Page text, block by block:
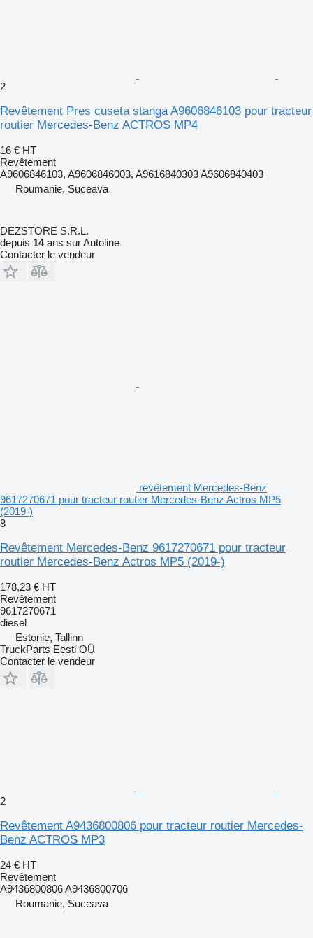
2
Revêtement Pres cuseta stanga A9606846103 pour tracteur
routier Mercedes-Benz ACTROS MP4
16 € HT
Revêtement
A9606846103, A9606846003, A9616840303 A9606840403
Roumanie, Suceava
DEZSTORE S.R.L.
depuis 14ans sur Autoline
Contacter le vendeur
revêtement Mercedes-Benz
9617270671 pour tracteur routier Mercedes-Benz Actros MP5
(2019-)
8
Revêtement Mercedes-Benz 9617270671 pour tracteur
routier Mercedes-Benz Actros MP5 (2019-)
178,23 € HT
Revêtement
9617270671
diesel
Estonie, Tallinn
TruckParts Eesti OÜ
Contacter le vendeur
2
Revêtement A9436800806 pour tracteur routier Mercedes-
Benz ACTROS MP3
24 € HT
Revêtement
A9436800806 A9436800706
Roumanie, Suceava